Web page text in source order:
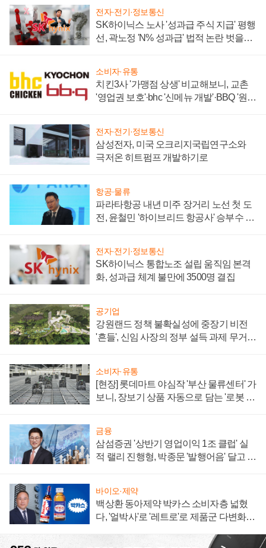
전자·전기·정보통신
SK하이닉스 노사 '성과급 주식 지급' 평행
선, 곽노정 'N% 성과급' 법적 논란 벗을지
소비자·유통
치킨3사 '가맹점 상생' 비교해보니, 교촌
'영업권 보호'·bhc '신메뉴 개발'·BBQ '원가
전자·전기·정보통신
삼성전자, 미국 오크리지국립연구소와
극저온 히트펌프 개발하기로
항공·물류
파라타항공 내년 미주 장거리 노선 첫 도
전, 윤철민 '하이브리드 항공사' 승부수 통
전자·전기·정보통신
SK하이닉스 통합노조 설립 움직임 본격
화, 성과급 체계 불만에 3500명 결집
공기업
강원랜드 정책 불확실성에 중장기 비전
'흔들', 신임 사장의 정부 설득 과제 무거워
소비자·유통
[현장] 롯데마트 야심작 '부산 물류센터' 가
보니, 장보기 상품 자동으로 담는 '로봇 40
금융
삼섬증권 '상반기 영업이익 1조 클럽' 실
적 랠리 진행형, 박종문 '발행어음' 달고 연
바이오·제약
백상환 동아제약 박카스 소비자층 넓혔
다, '얼박사'로 '레트로'로 제품군 다변화